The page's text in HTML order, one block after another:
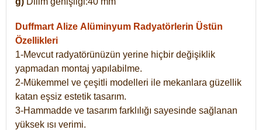
Duffmart Alize Alüminyum Radyatörlerin Üstün
Özellikleri
1-Mevcut radyatörünüzün yerine hiçbir değişiklik
yapmadan montaj yapılabilme.
2-Mükemmel ve çeşitli modelleri ile mekanlara güzellik
katan eşsiz estetik tasarım.
3-Hammadde ve tasarım farklılığı sayesinde sağlanan
yüksek ısı verimi.